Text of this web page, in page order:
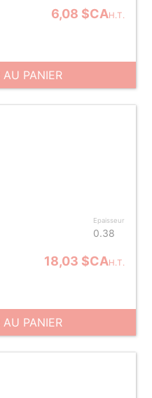
6,08 $CAH.T.
PANIER
Epaisseur
0.38
18,03 $CAH.T.
PANIER